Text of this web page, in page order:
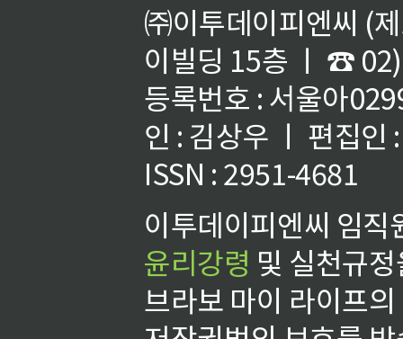
㈜이투데이피엔씨 (
이빌딩 15층 ㅣ ☎
등록번호 : 서울아
인 : 김상우 ㅣ 편집인
ISSN : 2951-4681
이투데이피엔씨 임
윤리강령 및 실천규
브라보 마이 라이프